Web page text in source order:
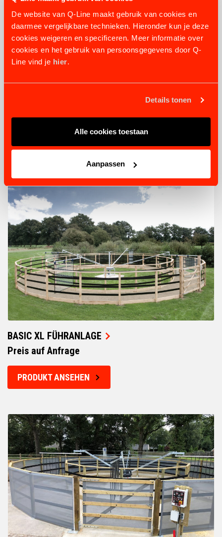
De website van Q-Line maakt gebruik van cookies en
daarmee vergelijkbare technieken. Hieronder kun je deze
cookies weigeren en specificeren. Meer informatie over
cookies en het gebruik van persoonsgegevens door Q-
Line vind je hier.
Details tonen
Alle cookies toestaan
Aanpassen
3 variantenab 7.250,54 €
PRODUKT ANSEHEN
BASIC XL FÜHRANLAGE
Preis auf Anfrage
PRODUKT ANSEHEN